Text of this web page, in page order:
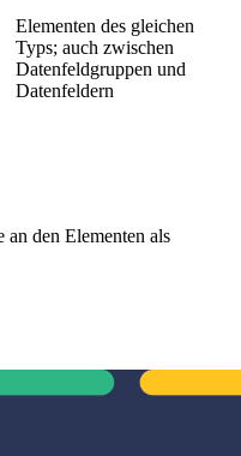
Elementen des gleichen
Typs; auch zwischen
Datenfeldgruppen und
Datenfeldern
den Elementen als